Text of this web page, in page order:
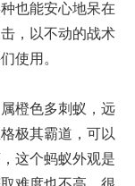
也能安心地呆在
，以不动的战术
使用。
橙色多刺蚁，远
极其霸道，可以
这个蚂蚁外观是